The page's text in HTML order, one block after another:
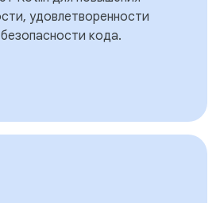
удовлетворенности
кода.